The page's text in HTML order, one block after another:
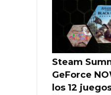
Steam
GeForce
los 12